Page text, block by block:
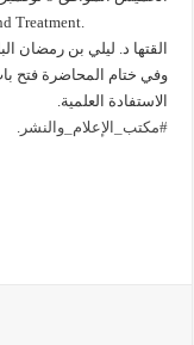
Treatment.
القتها د. ليلي بن رمضان
وفي ختام المحاضرة فتح
الاستفادة العلمية.
#مكتب_الإعلام_والنشر.